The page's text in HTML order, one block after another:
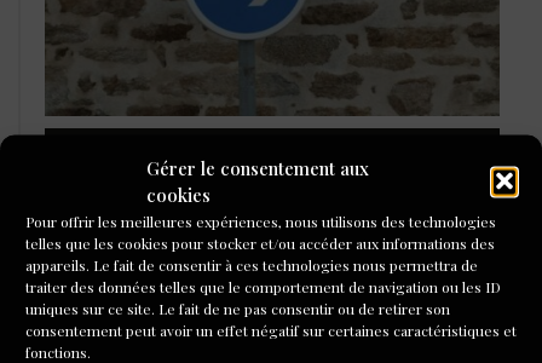
Gérer le consentement aux
cookies
Pour offrir les meilleures expériences, nous utilisons des technologies
telles que les cookies pour stocker et/ou accéder aux informations des
appareils. Le fait de consentir à ces technologies nous permettra de
traiter des données telles que le comportement de navigation ou les ID
uniques sur ce site. Le fait de ne pas consentir ou de retirer son
consentement peut avoir un effet négatif sur certaines caractéristiques et
fonctions.
LAURÉATS DU CONCOURS DE
POÉSIE 2026